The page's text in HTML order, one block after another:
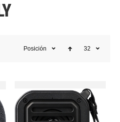
Posición 32